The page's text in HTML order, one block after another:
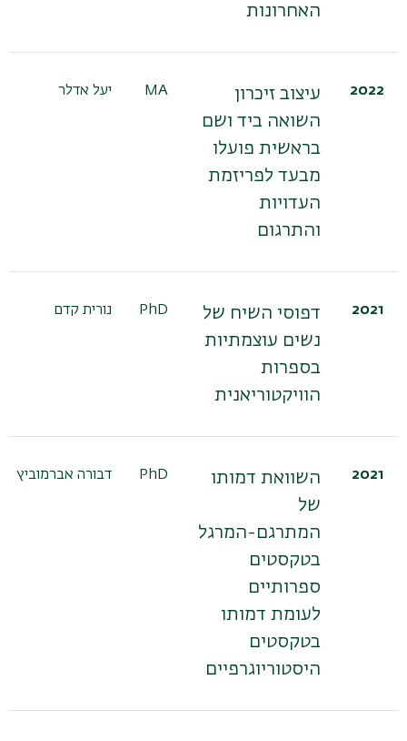
האחרונות
2022
עיצוב זיכרון
השואה ביד ושם
בראשית פועלו
מבעד לפריזמת
העדויות
והתרגום
MA יעל אדלר
2021
דפוסי השיח של
נשים עוצמתיות
בספרות
הוויקטוריאנית
PhD נורית קדם
2021
השוואת דמותו
של
המתרגם-המרגל
בטקסטים
ספרותיים
לעומת דמותו
בטקסטים
היסטוריוגרפיים
PhD דבורה אברמוביץ